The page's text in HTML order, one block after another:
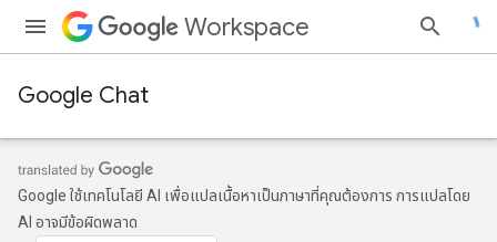
Workspace
Google Chat
Google ใช้เทคโนโลยี AI เพื่อแปลเนื้อหาเป็นภาษาที่คุณต้องการ การแปลโดย
AI อาจมีข้อผิดพลาด